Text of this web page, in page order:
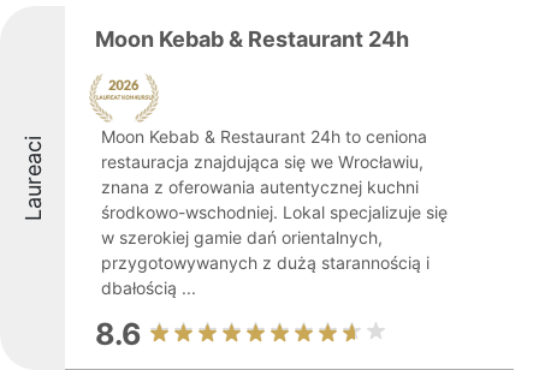
Laureaci
Moon Kebab & Restaurant 24h
Moon Kebab & Restaurant 24h to ceniona
restauracja znajdująca się we Wrocławiu,
znana z oferowania autentycznej kuchni
środkowo-wschodniej. Lokal specjalizuje się
w szerokiej gamie dań orientalnych,
przygotowywanych z dużą starannością i
dbałością ...
8.6